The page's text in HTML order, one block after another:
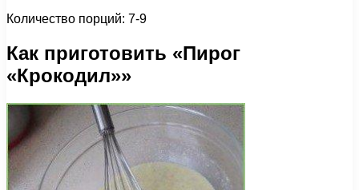
Количество порций: 7-9
Как приготовить «Пирог
«Крокодил»»